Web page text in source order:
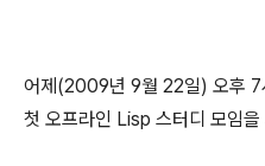
어제(2009년 9월 22일) 오후 7
첫 오프라인 Lisp 스터디 모임을